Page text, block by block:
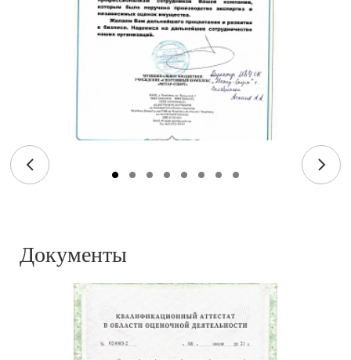
Документы